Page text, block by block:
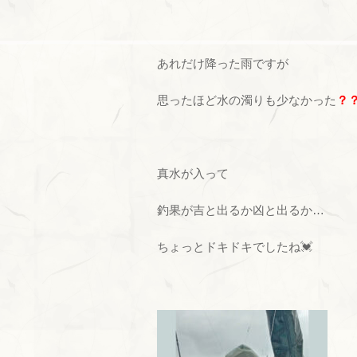
あれだけ降った雨ですが
思ったほど水の濁りも少なかった ？
真水が入って
釣果が吉と出るか凶と出るか…
ちょっとドキドキでしたね💓